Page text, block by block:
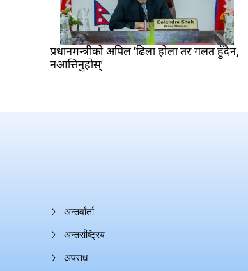
प्रधानमन्त्रीको अपिल ‘ढिला होला तर गलत हुँदैन,
नआत्तिनुहोस्’
अन्तर्वार्ता
अन्तर्राष्ट्रिय
अपराध